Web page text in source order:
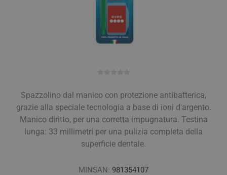
Spazzolino dal manico con protezione antibatterica,
grazie alla speciale tecnologia a base di ioni d'argento.
Manico diritto, per una corretta impugnatura. Testina
lunga: 33 millimetri per una pulizia completa della
superficie dentale.
MINSAN: 981354107